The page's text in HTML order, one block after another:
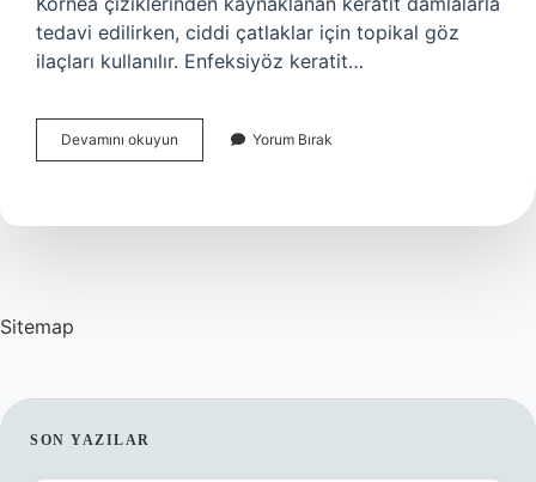
tedavi edilirken, ciddi çatlaklar için topikal göz
ilaçları kullanılır. Enfeksiyöz keratit…
Devamını okuyun
Dibi
Geçer
Yorum Bırak
Sitemap
SIDEBAR
SON YAZILAR